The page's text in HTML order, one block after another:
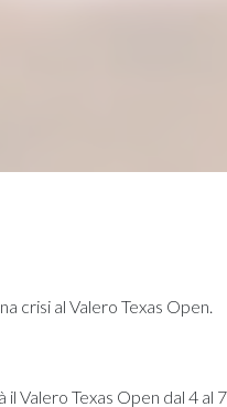
crisi al Valero Texas Open.
Valero Texas Open dal 4 al